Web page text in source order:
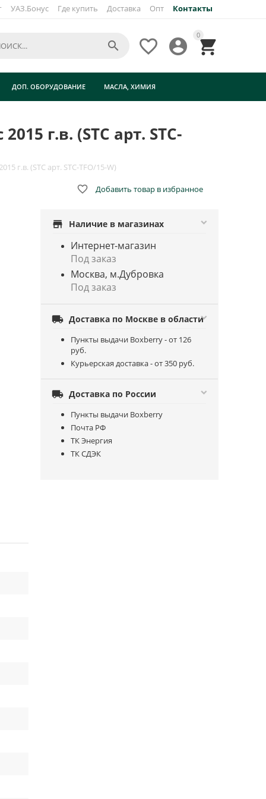
УАЗ.Бонус Где купить Доставка Опт Контакты
0




ДОП. ОБОРУДОВАНИЕ МАСЛА, ХИМИЯ
г.в. (STC арт. STC-
г.в. (STC арт. STC-TFO/15-W)
 Добавить товар в избранное
store Наличие в магазинах
Интернет-магазин
Под заказ
Москва, м.Дубровка
Под заказ
 Доставка по Москве в области
Пункты выдачи Boxberry - от 126
руб.
Курьерская доставка - от 350 руб.
 Доставка по России
Пункты выдачи Boxberry
Почта РФ
ТК Энергия
ТК СДЭК